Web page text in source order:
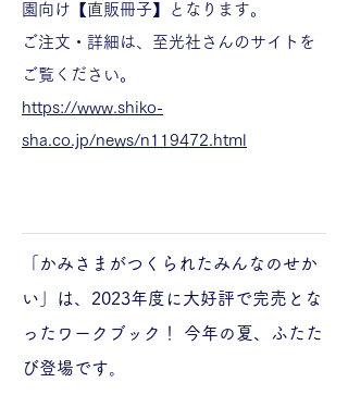
園向け【直販冊子】となります。
ご注文・詳細は、至光社さんのサイトを
ご覧ください。
https://www.shiko-
sha.co.jp/news/n119472.html
「かみさまがつくられたみんなのせか
い」は、2023年度に大好評で完売とな
ったワークブック！ 今年の夏、ふたた
び登場です。